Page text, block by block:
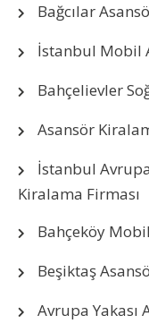
Bağcılar
İstanbul Mobil
Bahçelievler
Asansör
İstanbul
Kiralama Firması
Bahçeköy
Beşiktaş
Avrupa Yakası